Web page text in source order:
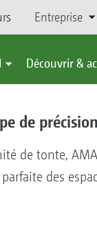
Entreprise
Découvrir &
de
de tonte,
des